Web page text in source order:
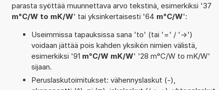
parasta syöttää muunnettava arvo tekstinä, esimerkiksi '37
m°C/W to mK/W' tai yksinkertaisesti '64 m°C/W':
Useimmissa tapauksissa sana 'to' (tai '=' / '->')
voidaan jättää pois kahden yksikön nimien välistä,
esimerkiksi '91 m°C/W mK/W' '28 m°C/W to mK/W'
sijaan.
Peruslaskutoimitukset: vähennyslaskut (-),